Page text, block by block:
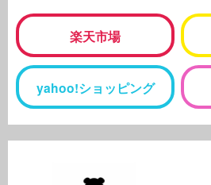
楽天市場
yahoo!ショッピング